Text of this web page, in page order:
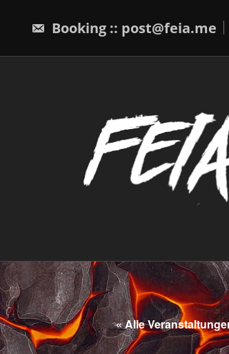
content
Booking :: post@feia.me
« Alle